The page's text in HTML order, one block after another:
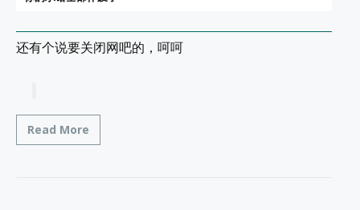
还有个说要关闭网吧的，呵呵
Read More